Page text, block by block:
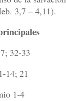
3,7 – 4,11).
32-33
14; 21
1-4